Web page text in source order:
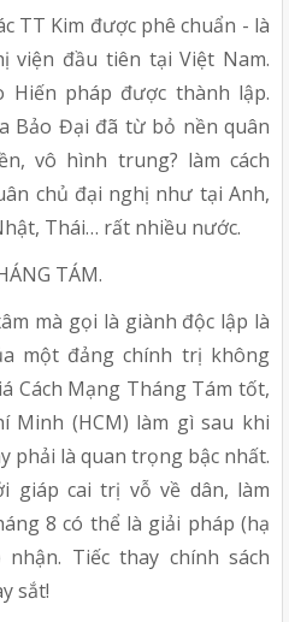
TT Kim được phê chuẩn - là
viện đầu tiên tại Việt Nam.
pháp được thành lập.
Bảo Đại đã từ bỏ nền quân
vô hình trung? làm cách
chủ đại nghị như tại Anh,
Thái… rất nhiều nước.
TÁM.
mà gọi là giành độc lập là
một đảng chính trị không
Cách Mạng Tháng Tám tốt,
Minh (HCM) làm gì sau khi
phải là quan trọng bậc nhất.
giáp cai trị vỗ về dân, làm
8 có thể là giải pháp (hạ
nhận. Tiếc thay chính sách
sắt!